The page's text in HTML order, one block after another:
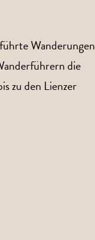
Wanderungen
die
zu den Lienzer